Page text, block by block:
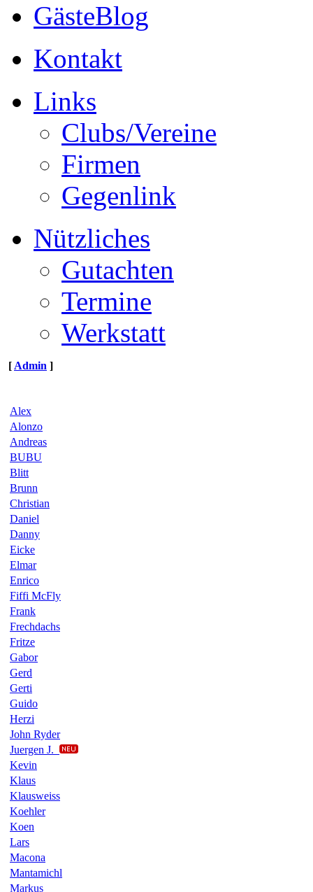
GästeBlog
Kontakt
Links
Clubs/Vereine
Firmen
Gegenlink
Nützliches
Gutachten
Termine
Werkstatt
[ Admin ]
Alex
Alonzo
Andreas
BUBU
Blitt
Brunn
Christian
Daniel
Danny
Eicke
Elmar
Enrico
Fiffi McFly
Frank
Frechdachs
Fritze
Gabor
Gerd
Gerti
Guido
Herzi
John Ryder
Juergen J.
Kevin
Klaus
Klausweiss
Koehler
Koen
Lars
Macona
Mantamichl
Markus